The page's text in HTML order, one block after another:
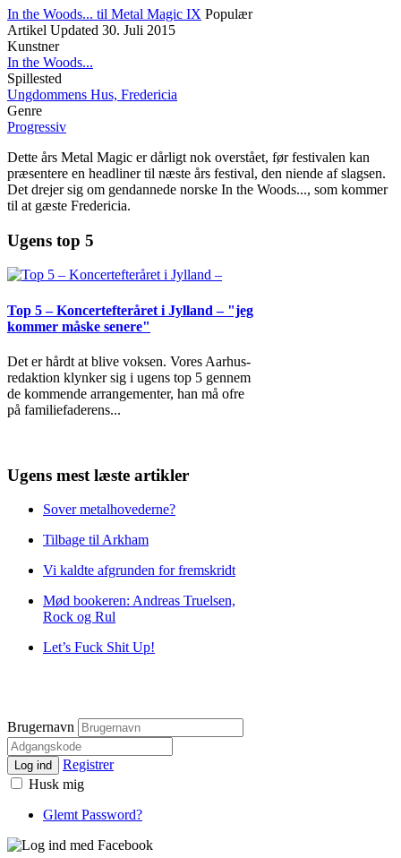
In the Woods... til Metal Magic IX Populær
Artikel Updated 30. Juli 2015
Kunstner
In the Woods...
Spillested
Ungdommens Hus, Fredericia
Genre
Progressiv
Dette års Metal Magic er dårligt nok overstået, før festivalen kan
præsentere en headliner til næste års festival, den niende af slagsen.
Det drejer sig om gendannede norske In the Woods..., som kommer
til at gæste Fredericia.
Ugens top 5
Top 5 – Koncertefteråret i Jylland – "jeg
kommer måske senere"
Det er hårdt at blive voksen. Vores Aarhus-
redaktion klynker sig i ugens top 5 gennem
de kommende arrangementer, han må ofre
på familiefaderens...
Ugens mest læste artikler
Sover metalhovederne?
Tilbage til Arkham
Vi kaldte afgrunden for fremskridt
Mød bookeren: Andreas Truelsen,
Rock og Rul
Let’s Fuck Shit Up!
Brugernavn
Log ind
Registrer
Husk mig
Glemt Password?